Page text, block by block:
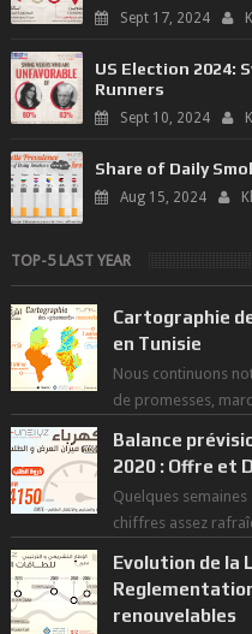
Sept 17, 2024
US Election 2024:
Runners
Sept 10, 2024
Share of Daily
Aug 15, 2024
TOP-5 LAST YEAR
Cartographie
en Tunisie
Nous continuons
de promesses,
Balance
2020 : Offre et
Quelques
chiffres assez
Evolution de la
renouvelables